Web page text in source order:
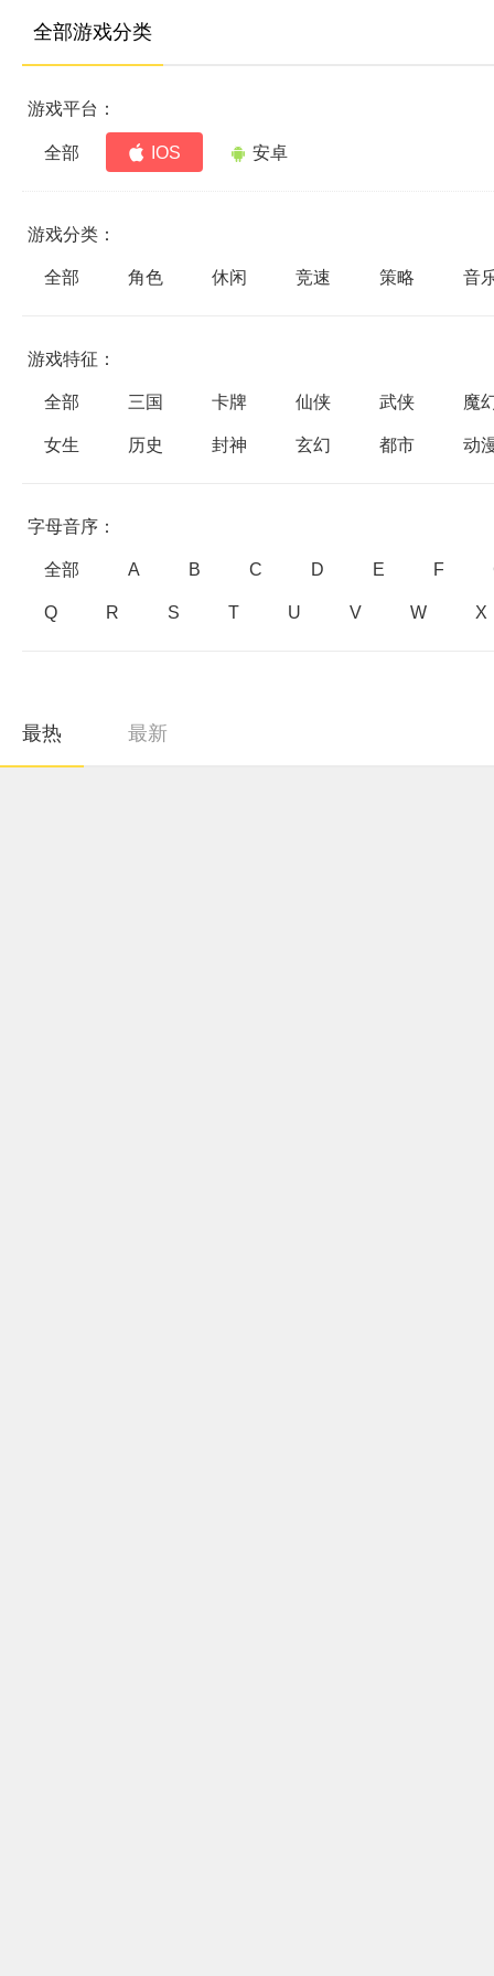
全部游戏分类
游戏平台：
全部 IOS 安卓
游戏分类：
全部 角色 休闲 竞速 策略 音
游戏特征：
全部 三国 卡牌 仙侠 武侠 魔
女生 历史 封神 玄幻 都市 动
字母音序：
全部 A B C D E F
Q R S T U V W X
最热 最新